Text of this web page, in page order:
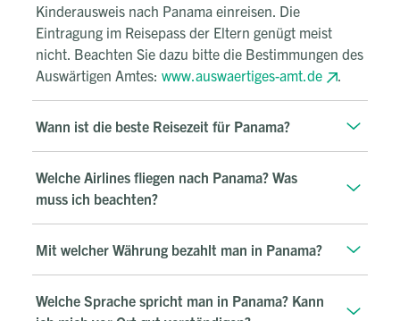
Kinderausweis nach Panama einreisen. Die
Eintragung im Reisepass der Eltern genügt meist
nicht. Beachten Sie dazu bitte die Bestimmungen des
Auswärtigen Amtes: www.auswaertiges-amt.de .
Wann ist die beste Reisezeit für Panama?
Welche Airlines fliegen nach Panama? Was
muss ich beachten?
Mit welcher Währung bezahlt man in Panama?
Welche Sprache spricht man in Panama? Kann